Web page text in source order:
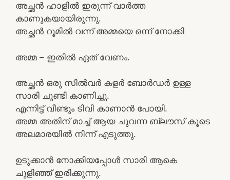
അച്ഛൻ ഹാളിൽ ഇരുന്ന് വാർത്ത
കാണുകയായിരുന്നു.
അച്ഛൻ റൂമിൽ വന്ന് അമ്മയെ ഒന്ന് നോക്കി
അമ്മ – ഇതിൽ ഏത് വേണം.
അച്ഛൻ ഒരു സിൽവർ കളർ ബോർഡർ ഉള്ള
സാരി ചൂണ്ടി കാണിച്ചു.
എന്നിട്ട് വീണ്ടും ടിവി കാണാൻ പോയി.
അമ്മ അതിന് മാച്ച് ആയ ചുവന്ന ബ്ലൗസ് കൂടെ
അലമാരയിൽ നിന്ന് എടുത്തു.
ഉടുക്കാൻ നോക്കിയപ്പോൾ സാരി ആകെ
ചുളിഞ്ഞ് ഇരിക്കുന്നു.